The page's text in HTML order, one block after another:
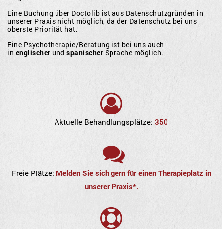
Eine Buchung über Doctolib ist aus Datenschutzgründen in
unserer Praxis nicht möglich, da der Datenschutz bei uns
oberste Priorität hat.
Eine Psychotherapie/Beratung ist bei uns auch
in englischer und spanischer Sprache möglich.
Aktuelle Behandlungsplätze: 350
Freie Plätze: Melden Sie sich gern für einen Therapieplatz in
unserer Praxis*.